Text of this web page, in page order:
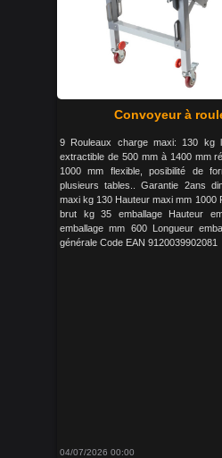
Convoyeur à
9 Rouleaux charge maxi: 130 kg
extractible de 500 mm à 1400 mm
1000 mm flexible, posibilité de
plusieurs tables.. Garantie 2ans
maxi kg 130 Hauteur maxi mm 1000
brut kg 35 emballage Hauteur
emballage mm 600 Longueur
générale Code EAN 9120039902081
04/07/2026 00:00